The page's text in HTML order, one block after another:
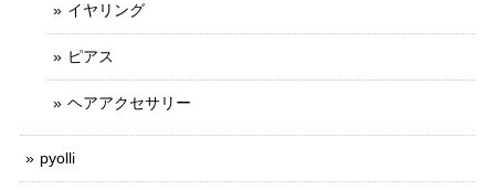
イヤリング
ピアス
ヘアアクセサリー
pyolli